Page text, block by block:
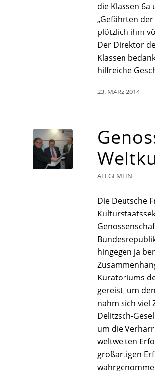
die Klassen
„Gefährten
plötzlich ihm
Der Direktor
Klassen
hilfreiche
23. MÄRZ 2014
ALLGEMEIN
Die Deutsche
hingegen ja
Kuratoriums
gereist, um
nahm sich viel
Delitzsch-
um die
weltweiten
großartigen